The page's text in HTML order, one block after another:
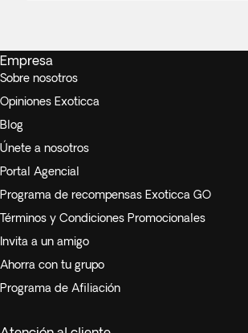
Empresa
Sobre nosotros
Opiniones Exoticca
Blog
Únete a nosotros
Portal Agencial
Programa de recompensas Exoticca GO
Términos y Condiciones Promocionales
Invita a un amigo
Ahorra con tu grupo
Programa de Afiliación